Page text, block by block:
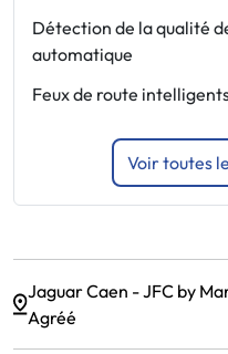
Détection de la qualité
automatique
Feux de route
Voir toutes
Jaguar Caen - JFC by
Agréé